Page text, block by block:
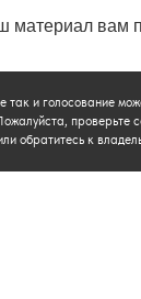
материал вам
так и голосование
проверьте
обратитесь к
Оферта
Благодарности